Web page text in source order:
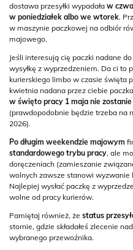
dostawa przesyłki wypadała w
w poniedziałek albo we wtorek.
w maszynie paczkowej na odbiór
majowego.
Jeśli interesują cię paczki nadane
wysyłkę z wyprzedzeniem. Da ci to
kurierskiego limbo w czasie święta
kwietnia nadana przez ciebie
w święto pracy 1 maja nie
(prawdopodobnie będzie trzeba na
2026).
Po długim weekendzie majowym
standardowego trybu pracy, ale
doręczeniach (zamieszanie
wolnych zawsze stanowi wyzwanie
Najlepiej wysłać paczkę z
wolne od pracy kurierów.
Pamiętaj również, że status
stornie, gdzie składałeś zlecenie
wybranego przewoźnika.